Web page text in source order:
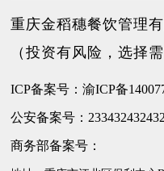
重庆金稻穗餐饮管理
（投资有风险，选择需
ICP备案号：渝ICP备
公安备案号：
商务部备案号：